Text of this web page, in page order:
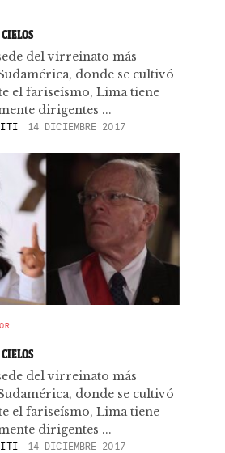
del virreinato más
donde se cultivó
el fariseísmo, Lima tiene
dirigentes ...
14 DICIEMBRE 2017
del virreinato más
donde se cultivó
el fariseísmo, Lima tiene
dirigentes ...
14 DICIEMBRE 2017